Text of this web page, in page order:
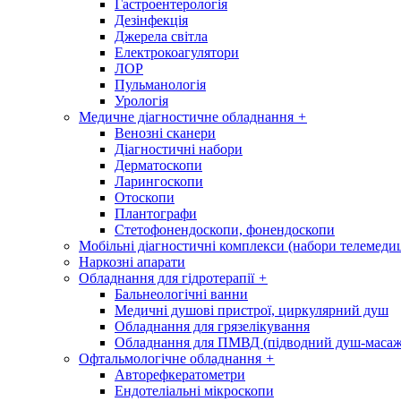
Гастроентерологія
Дезінфекція
Джерела світла
Електрокоагулятори
ЛОР
Пульманологія
Урологія
Медичне діагностичне обладнання +
Венозні сканери
Діагностичні набори
Дерматоскопи
Ларингоскопи
Отоскопи
Плантографи
Стетофонендоскопи, фонендоскопи
Мобільні діагностичні комплекси (набори
Наркозні апарати
Обладнання для гідротерапії +
Бальнеологічні ванни
Медичні душові пристрої, циркулярний душ
Обладнання для грязелікування
Обладнання для ПМВД (підводний душ-
Офтальмологічне обладнання +
Авторефкератометри
Ендотеліальні мікроскопи